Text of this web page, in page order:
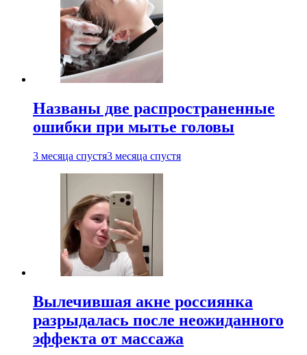
Названы две распространенные
ошибки при мытье головы
3 месяца спустя3 месяца спустя
Вылечившая акне россиянка
разрыдалась после неожиданного
эффекта от массажа